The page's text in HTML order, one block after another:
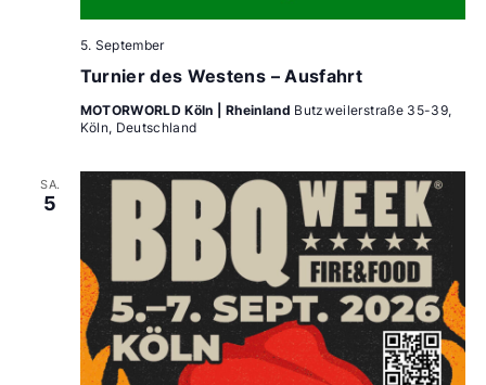
Turnier des Westens – Ausfahrt
5. September
MOTORWORLD Köln | Rheinland Butzweilerstraße 35-39,
Köln, Deutschland
SA.
5